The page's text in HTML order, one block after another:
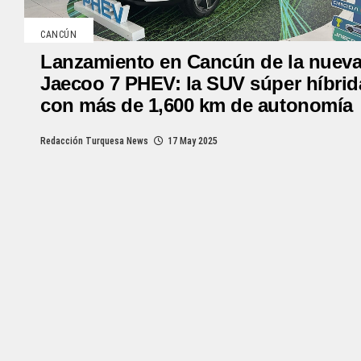
CANCÚN
Lanzamiento en Cancún de la
Jaecoo 7 PHEV: la SUV súper
con más de 1,600 km de autonomía
Redacción Turquesa News 17 May 2025